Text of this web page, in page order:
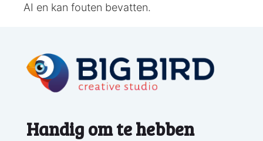
AI en kan fouten bevatten.
Handig om te hebben